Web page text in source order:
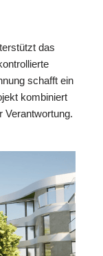
das
schafft ein
kombiniert
Verantwortung.